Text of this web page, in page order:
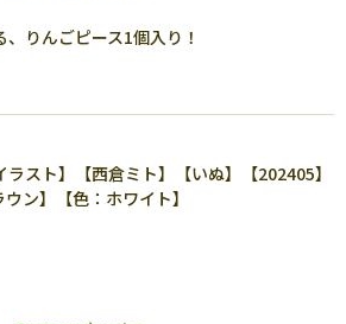
りんごピース1個入り！
ラスト】【西倉ミト】【いぬ】【202405】
ン】【色：ホワイト】